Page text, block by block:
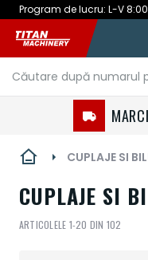
Program de lucru: L-V
Mergeți
la
Conținut
CUPLAJE SI
CUPLAJE SI
ARTICOLELE 1-20 DIN 102